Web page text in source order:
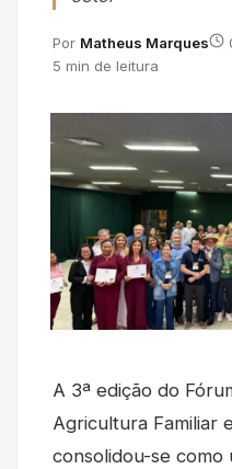
Por Matheus Marques
5 min de leitura
A 3ª edição do
Agricultura Familiar
consolidou-se como